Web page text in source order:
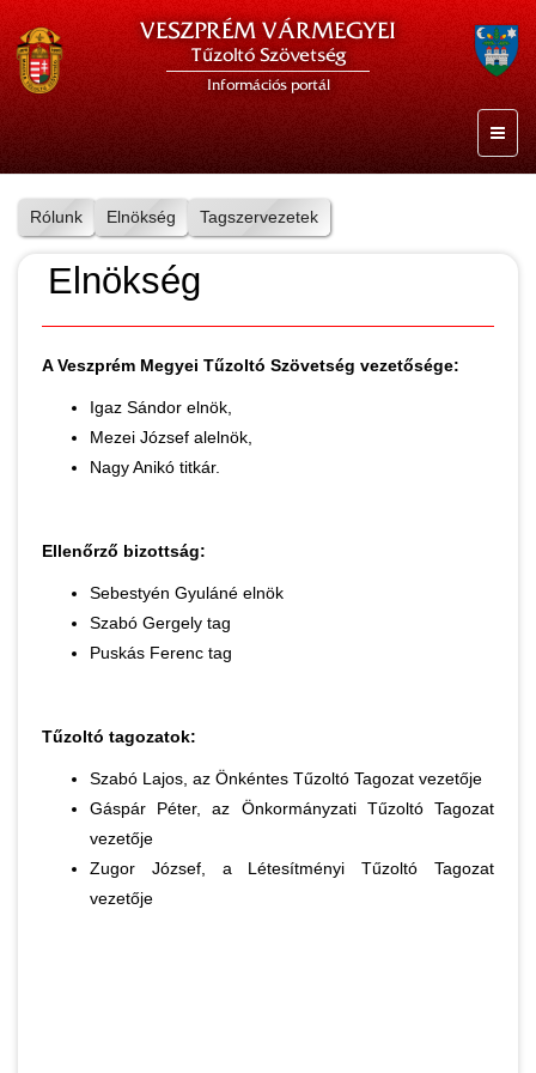
VESZPRÉM VÁRMEGYEI
Tűzoltó Szövetség
Információs portál
Rólunk Elnökség Tagszervezetek
Elnökség
A Veszprém Megyei Tűzoltó Szövetség vezetősége:
Igaz Sándor elnök,
Mezei József alelnök,
Nagy Anikó titkár.
Ellenőrző bizottság:
Sebestyén Gyuláné elnök
Szabó Gergely tag
Puskás Ferenc tag
Tűzoltó tagozatok:
Szabó Lajos, az Önkéntes Tűzoltó Tagozat vezetője
Gáspár Péter, az Önkormányzati Tűzoltó Tagozat
vezetője
Zugor József, a Létesítményi Tűzoltó Tagozat
vezetője